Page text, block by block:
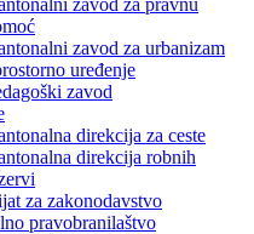
zavod za pravnu
zavod za urbanizam
uređenje
zavod
direkcija za ceste
direkcija robnih
za zakonodavstvo
pravobranilaštvo